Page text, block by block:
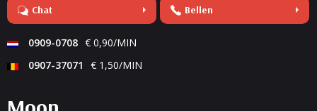
Chat Bellen
0909-0708 € 0,90/MIN
0907-37071
€ 1,50/MIN